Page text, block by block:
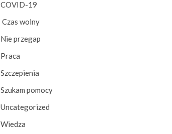
COVID-19
Czas wolny
Nie przegap
Praca
Szczepienia
Szukam pomocy
Uncategorized
Wiedza